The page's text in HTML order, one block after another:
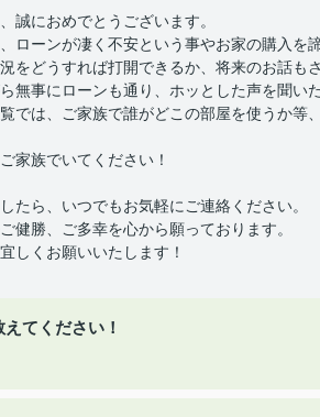
誠におめでとうございます。
ローンが凄く不安という事やお家の購入を
をどうすれば打開できるか、将来のお話も
無事にローンも通り、ホッとした声を聞い
では、ご家族で誰がどこの部屋を使うか等
家族でいてください！
たら、いつでもお気軽にご連絡ください。
健勝、ご多幸を心から願っております。
しくお願いいたします！
てください！